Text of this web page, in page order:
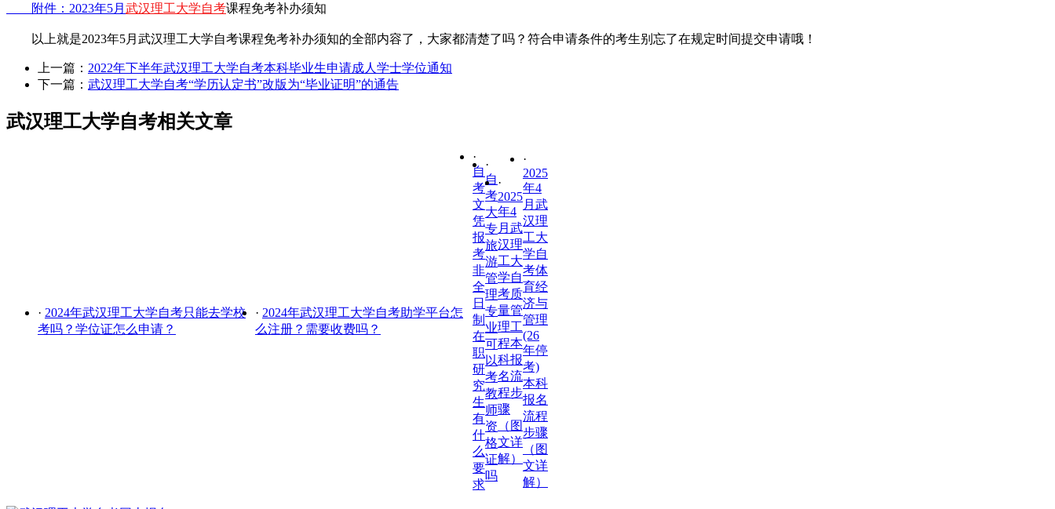
附件：2023年5月 武汉理工大学自考课程免考补办须知
以上就是2023年5月武汉理工大学自考课程免考补办须知的全部内容了，大家都清楚了吗？符合申请条件的考生别忘了在规定时间提交申请哦！
上一篇： 2022年下半年武汉理工大学自考本科毕业生申请成人学士学位通知
下一篇： 武汉理工大学自考“学历认定书”改版为“毕业证明”的通告
武汉理工大学自考相关文章
· 2024年武汉理工大学自考只能去学校
考吗？学位证怎么申请？
· 2024年武汉理工大学自考助学平台怎
么注册？需要收费吗？
·
自
考
文
凭
报
考
非
全
日
制
在
职
研
究
生
有
什
么
要
求
·
自
考
大
专
旅
游
管
理
专
业
可
以
考
教
师
资
格
证
吗
·
2025
年4
月武
汉理
工大
学自
考质
量管
理工
程本
科报
名流
程步
骤
（图
文详
解）
·
2025
年4
月武
汉理
工大
学自
考体
育经
济与
管理
(26
年停
考)
本科
报名
流程
步骤
（图
文详
解）